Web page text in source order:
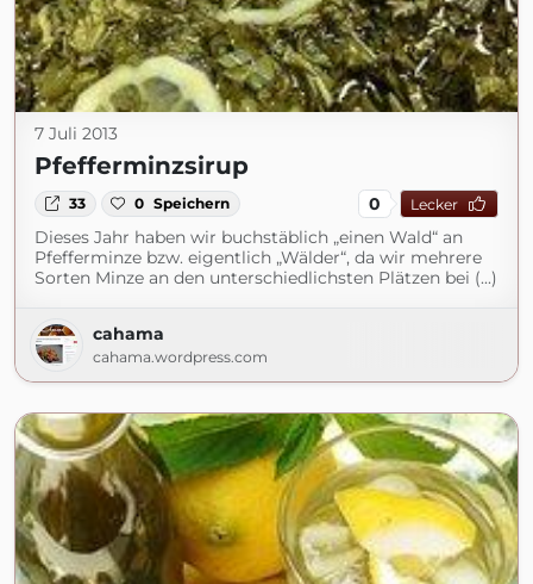
7 Juli 2013
Pfefferminzsirup
33 0 Speichern 0 Lecker
Dieses Jahr haben wir buchstäblich „einen Wald“ an
Pfefferminze bzw. eigentlich „Wälder“, da wir mehrere
Sorten Minze an den unterschiedlichsten Plätzen bei (...)
cahama
cahama.wordpress.com